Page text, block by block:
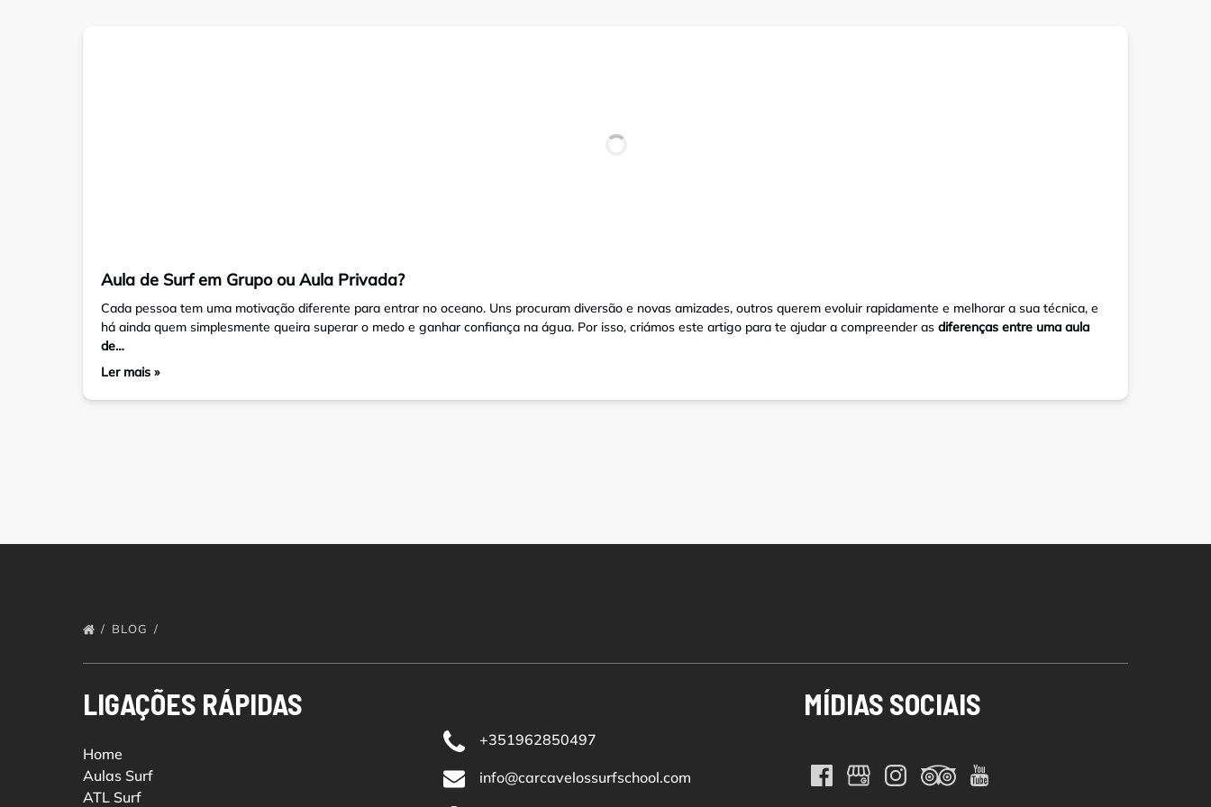
Aula de Surf em Grupo ou Aula Privada?
Cada pessoa tem uma motivação diferente para entrar no oceano. Uns procuram diversão e novas amizades, outros querem evoluir rapidamente e melhorar a sua técnica, e
há ainda quem simplesmente queira superar o medo e ganhar confiança na água. Por isso, criámos este artigo para te ajudar a compreender as diferenças entre uma aula
de…
Ler mais »
BLOG
LIGAÇÕES RÁPIDAS
Home
Aulas Surf
ATL Surf
+351962850497
info@carcavelossurfschool.com
MÍDIAS SOCIAIS